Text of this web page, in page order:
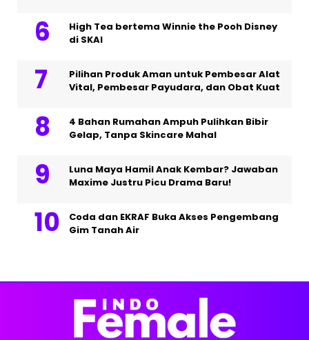
High Tea bertema Winnie the Pooh Disney
di SKAI
Pilihan Produk Aman untuk Pembesar Alat
Vital, Pembesar Payudara, dan Obat Kuat
4 Bahan Rumahan Ampuh Pulihkan Bibir
Gelap, Tanpa Skincare Mahal
Luna Maya Hamil Anak Kembar? Jawaban
Maxime Justru Picu Drama Baru!
Coda dan EKRAF Buka Akses Pengembang
Gim Tanah Air